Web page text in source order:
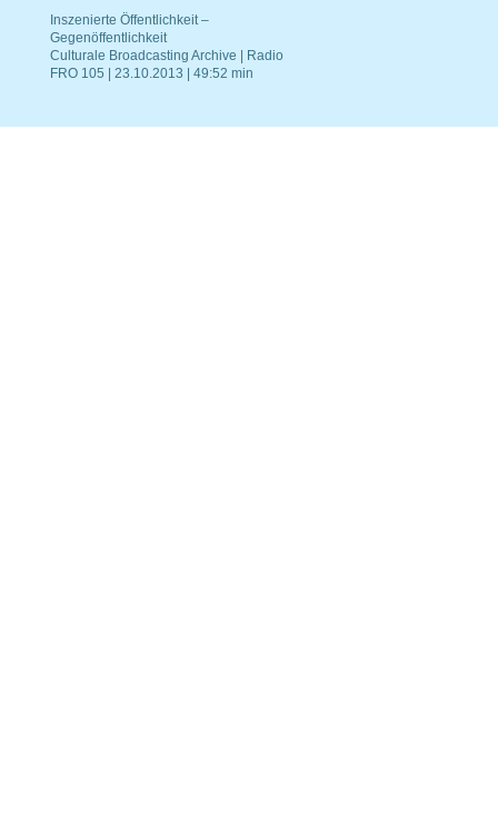
Inszenierte Öffentlichkeit –
Gegenöffentlichkeit
Culturale Broadcasting Archive | Radio
FRO 105 | 23.10.2013 | 49:52 min